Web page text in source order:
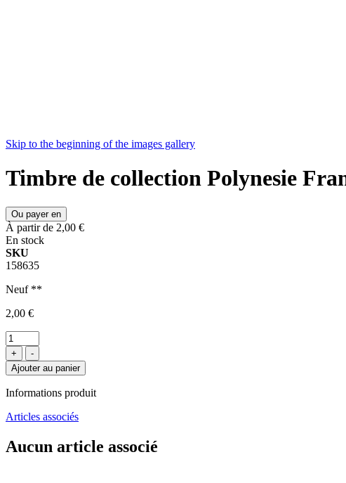
Skip to the beginning of the images gallery
Timbre de collection Polynesie
Ou payer en
À partir de 2,00 €
En stock
SKU
158635
Neuf **
2,00 €
+
-
Ajouter au panier
Informations produit
Articles associés
Aucun article associé